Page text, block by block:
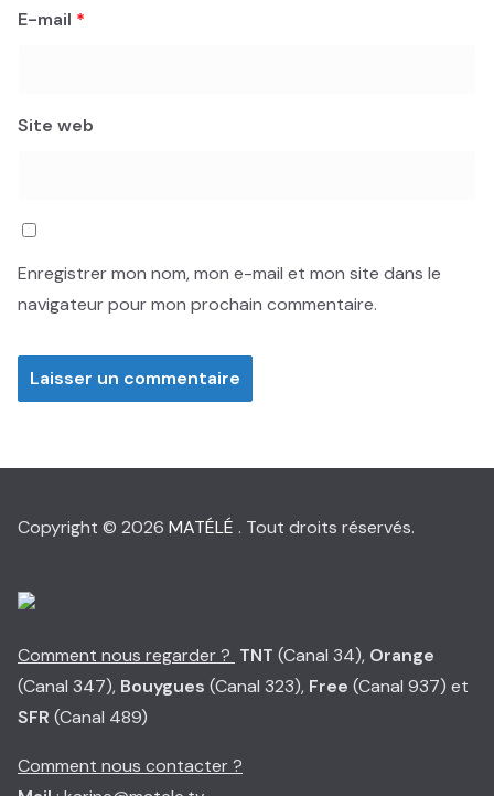
E-mail *
Site web
Enregistrer mon nom, mon e-mail et mon site dans le
navigateur pour mon prochain commentaire.
Copyright © 2026 MATÉLÉ . Tout droits réservés.
Comment nous regarder ? TNT (Canal 34), Orange
(Canal 347), Bouygues (Canal 323), Free (Canal 937) et
SFR (Canal 489)
Comment nous contacter ?